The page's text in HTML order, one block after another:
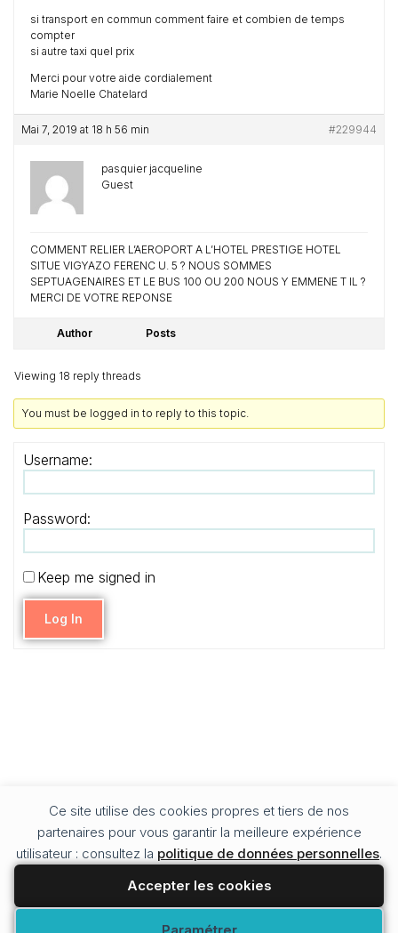
Ce site utilise des cookies propres et tiers de nos
partenaires pour vous garantir la meilleure expérience
utilisateur : consultez la politique de données personnelles.
Accepter les cookies
Modifier vos préférences
si transport en commun comment faire et combien de temps
compter
si autre taxi quel prix
Merci pour votre aide cordialement
Marie Noelle Chatelard
Mai 7, 2019 at 18 h 56 min #229944
pasquier jacqueline
Guest
COMMENT RELIER L’AEROPORT A L’HOTEL PRESTIGE HOTEL
SITUE VIGYAZO FERENC U. 5 ? NOUS SOMMES
SEPTUAGENAIRES ET LE BUS 100 OU 200 NOUS Y EMMENE T IL ?
MERCI DE VOTRE REPONSE
Author Posts
Viewing 18 reply threads
You must be logged in to reply to this topic.
Username:
Password:
Keep me signed in
Log In